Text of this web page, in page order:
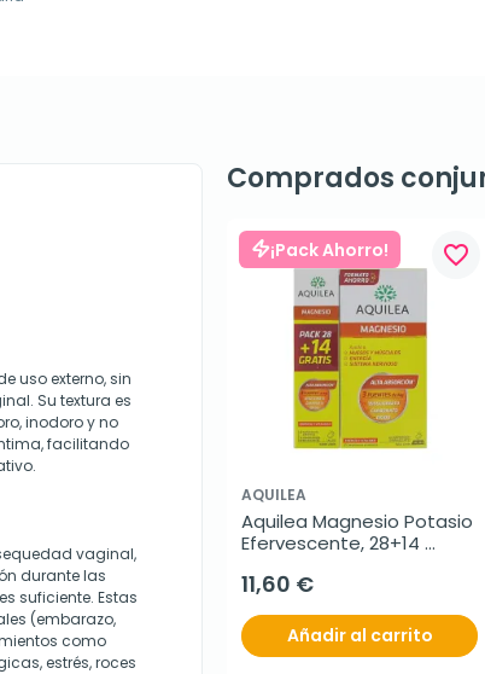
uso externo, sin
Su textura es
inodoro y no
facilitando
vaginal,
durante las
suficiente. Estas
(embarazo,
como
estrés, roces
Comprados
¡Pack Ahorro! favorite_border
AQUILEA
Aquilea Magnesio Potasio
Efervescente, 28+14
11,60 €
Añadir al carrito